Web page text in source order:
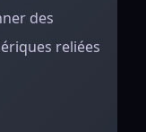
des
reliées